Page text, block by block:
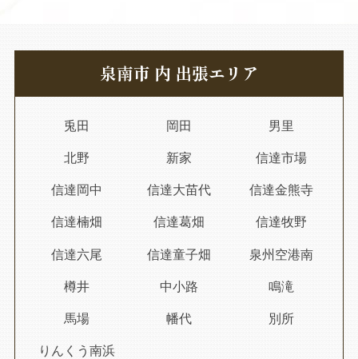
泉南市 内 出張エリア
兎田 岡田 男里
北野 新家 信達市場
信達岡中 信達大苗代 信達金熊寺
信達楠畑 信達葛畑 信達牧野
信達六尾 信達童子畑 泉州空港南
樽井 中小路 鳴滝
馬場 幡代 別所
りんくう南浜